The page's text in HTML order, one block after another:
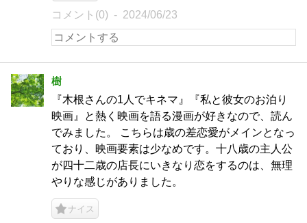
コメント(0) 2024/06/23
樹
『木根さんの1人でキネマ』『私と彼女のお泊り
映画』と熱く映画を語る漫画が好きなので、読ん
でみました。 こちらは歳の差恋愛がメインとなっ
ており、映画要素は少なめです。十八歳の主人公
が四十二歳の店長にいきなり恋をするのは、無理
やりな感じがありました。
ナイス